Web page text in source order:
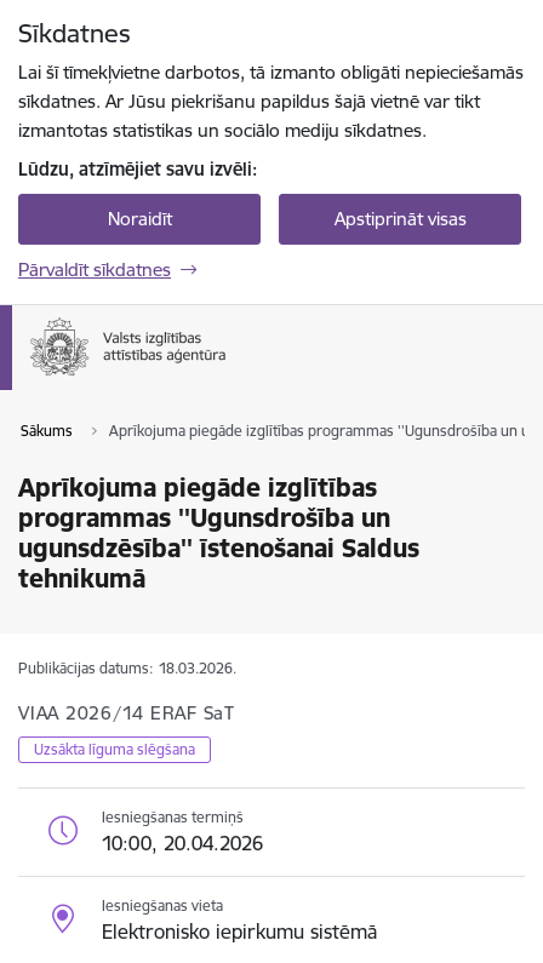
Sīkdatnes
Lai šī tīmekļvietne darbotos, tā izmanto obligāti nepieciešamās
sīkdatnes. Ar Jūsu piekrišanu papildus šajā vietnē var tikt
izmantotas statistikas un sociālo mediju sīkdatnes.
Lūdzu, atzīmējiet savu izvēli:
Noraidīt Apstiprināt visas
Pārvaldīt sīkdatnes
Sākums Aprīkojuma piegāde izglītības programmas ''Ugunsdrošība un
Aprīkojuma piegāde izglītības
programmas ''Ugunsdrošība un
ugunsdzēsība'' īstenošanai Saldus
tehnikumā
Publikācijas datums: 18.03.2026.
VIAA 2026/14 ERAF SaT
Uzsākta līguma slēgšana
Iesniegšanas termiņš
10:00, 20.04.2026
Iesniegšanas vieta
Elektronisko iepirkumu sistēmā